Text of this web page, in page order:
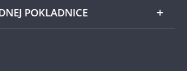
POKLADNICE